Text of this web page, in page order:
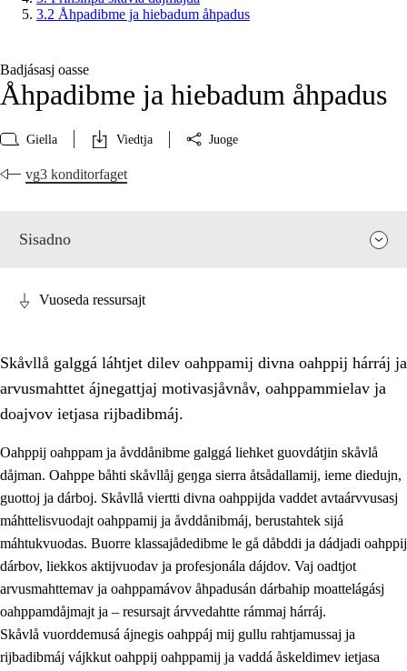
3.2 Åhpadibme ja hiebadum åhpadus
Badjásasj oasse
Åhpadibme ja hiebadum åhpadus
Giella Viedtja Juoge
vg3 konditorfaget
Sisadno
3. Prinsihpa skåvlå dåjmajda
3.1 Sebrudahtte oahppambirás
3.2 Åhpadibme ja hiebadum åhpadus
Vuoseda ressursajt
Skåvllå galggá láhtjet dilev oahppamij divna oahppij hárráj ja
arvusmahttet ájnegattjaj motivasjåvnåv, oahppammielav ja
doajvov ietjasa rijbadibmáj.
Oahppij oahppam ja åvddånibme galggá liehket guovdátjin skåvlå
dåjman. Oahppe båhti skåvllåj geŋga sierra åtsådallamij, ieme diedujn,
guottoj ja dárboj. Skåvllå viertti divna oahppijda vaddet avtaárvvusasj
máhttelisvuodajt oahppamij ja åvddånibmáj, berustahtek sijá
máhtukvuodas. Buorre klassajådedibme le gå dåbddi ja dádjadi oahppij
dárbov, liekkos aktijvuodav ja profesjonála dájdov. Vaj oadtjot
arvusmahttemav ja oahppamávov åhpadusán dárbahip moattelágásj
oahppamdåjmajt ja – resursajt árvvedahtte rámmaj hárráj.
Skåvlå vuorddemusá ájnegis oahppáj mij gullu rahtjamussaj ja
rijbadibmáj vájkkut oahppij oahppamij ja vaddá åskeldimev ietjasa